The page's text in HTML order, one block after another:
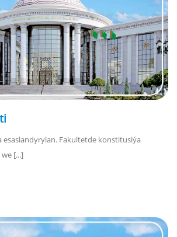
esaslandyrylan. Fakultetde konstitusiýa
[...]